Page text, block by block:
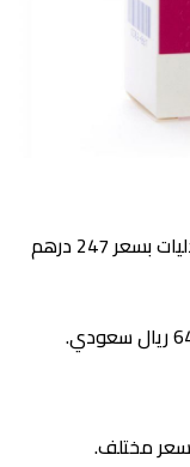
في المغرب يباع بخاخ neoxidil في الصيدليات بسعر 247 درهم
مختلف.